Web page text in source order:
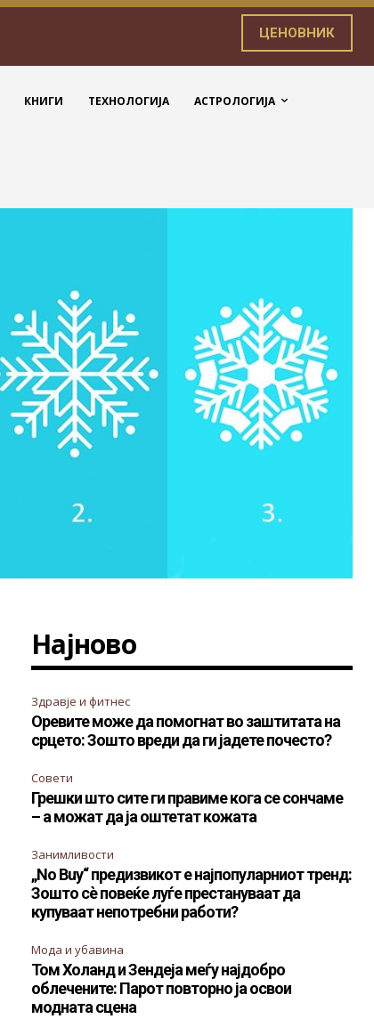
ЦЕНОВНИК
КНИГИ ТЕХНОЛОГИЈА АСТРОЛОГИЈА
Најново
Здравје и фитнес
Оревите може да помогнат во заштитата на
срцето: Зошто вреди да ги јадете почесто?
Совети
Грешки што сите ги правиме кога се сончаме
– а можат да ја оштетат кожата
Занимливости
„No Buy“ предизвикот е најпопуларниот тренд:
Зошто сè повеќе луѓе престануваат да
купуваат непотребни работи?
Мода и убавина
Том Холанд и Зендеја меѓу најдобро
облечените: Парот повторно ја освои
модната сцена